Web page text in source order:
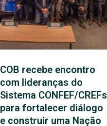
COB recebe encontro
com lideranças do
Sistema CONFEF/CREFs
para fortalecer diálogo
e construir uma Nação